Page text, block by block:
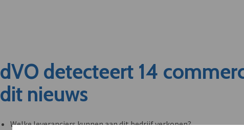
dVO detecteert 14
dit nieuws
Welke leveranciers kunnen aan dit bedrijf verkopen?